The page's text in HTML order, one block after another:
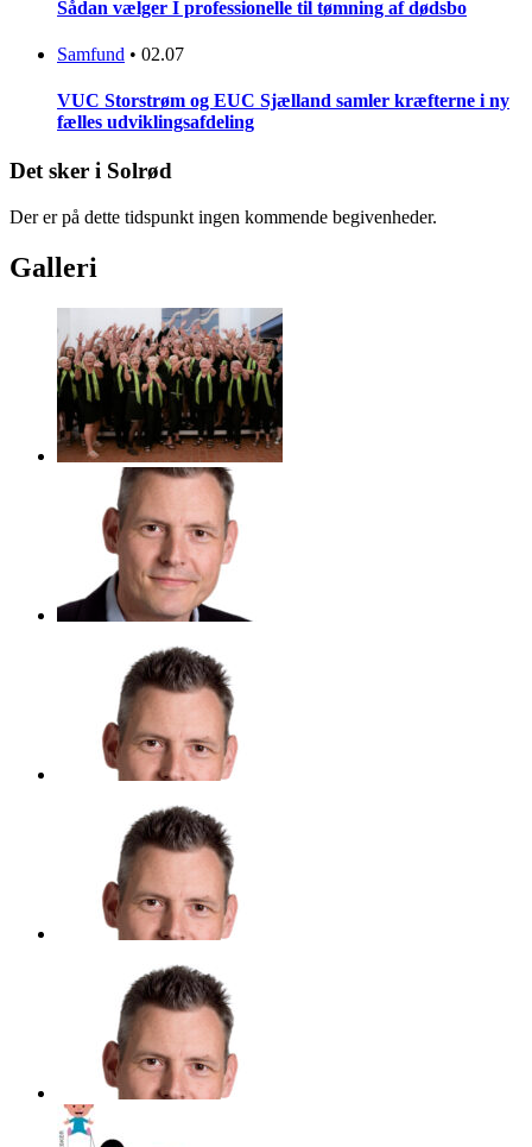
Sådan vælger I professionelle til tømning af dødsbo
Samfund • 02.07
VUC Storstrøm og EUC Sjælland samler kræfterne i ny
fælles udviklingsafdeling
Det sker i Solrød
Der er på dette tidspunkt ingen kommende begivenheder.
Galleri